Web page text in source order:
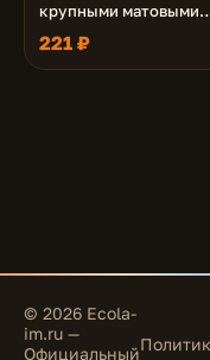
крупными матовыми
стразами Конус с
подсветкой/фон мат./
центр.часть хром
221 ₽
© 2026 Ecola-
im.ru —
Официальный